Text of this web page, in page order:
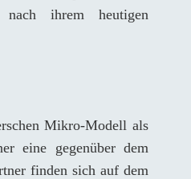
nach ihrem heutigen
Mikro-Modell als
eine gegenüber dem
finden sich auf dem